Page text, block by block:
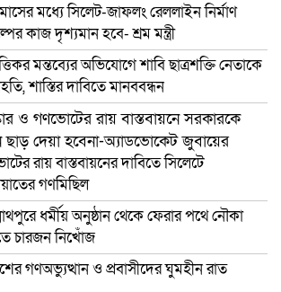
মধ্যে সিলেট-জাফলং রেললাইন নির্মাণ
কাজ দৃশ্যমান হবে- শ্রম মন্ত্রী
মন্তব্যের অভিযোগে শাবি ছাত্রশক্তি নেতাকে
শাস্তির দাবিতে মানববন্ধন
ও গণভোটের রায় বাস্তবায়নে সরকারকে
দেয়া হবেনা-অ্যাডভোকেট জুবায়ের
রায় বাস্তবায়নের দাবিতে সিলেটে
গণমিছিল
ধর্মীয় অনুষ্ঠান থেকে ফেরার পথে নৌকা
চারজন নিখোঁজ
গণঅভ্যুত্থান ও প্রবাসীদের ঘুমহীন রাত